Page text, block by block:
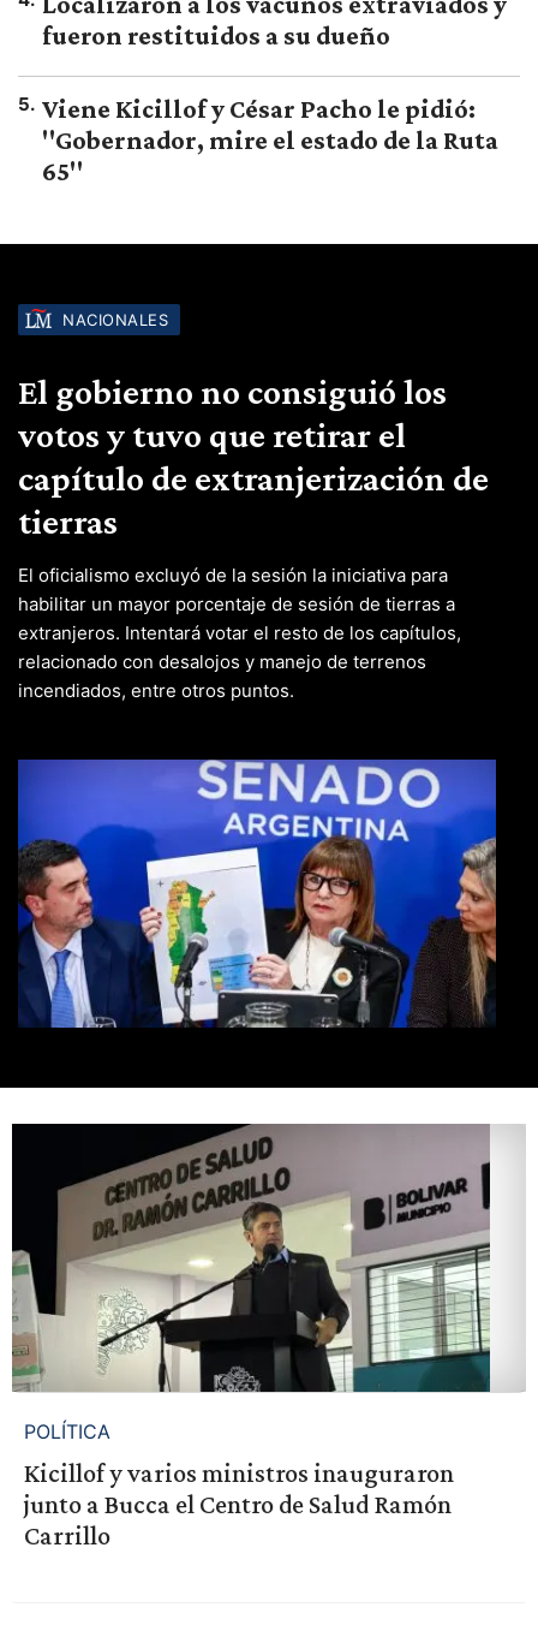
fueron restituidos a su dueño
5. Viene Kicillof y César Pacho le pidió:
"Gobernador, mire el estado de la Ruta
65"
NACIONALES
El gobierno no consiguió los
votos y tuvo que retirar el
capítulo de extranjerización de
tierras
El oficialismo excluyó de la sesión la iniciativa para
habilitar un mayor porcentaje de sesión de tierras a
extranjeros. Intentará votar el resto de los capítulos,
relacionado con desalojos y manejo de terrenos
incendiados, entre otros puntos.
POLÍTICA
Kicillof y varios ministros inauguraron
junto a Bucca el Centro de Salud Ramón
Carrillo